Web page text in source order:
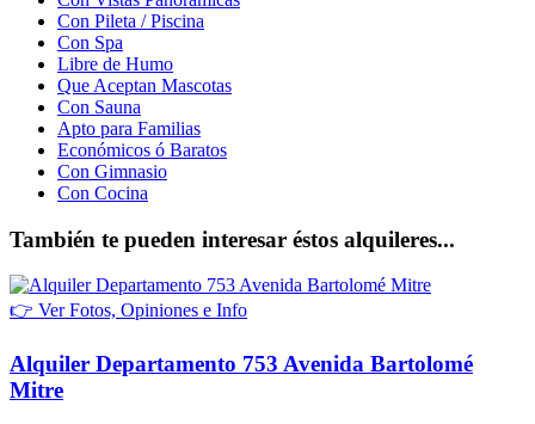
Con Pileta / Piscina
Con Spa
Libre de Humo
Que Aceptan Mascotas
Con Sauna
Apto para Familias
Económicos ó Baratos
Con Gimnasio
Con Cocina
También te pueden interesar éstos alquileres...
👉 Ver Fotos, Opiniones e Info
Alquiler Departamento 753 Avenida Bartolomé
Mitre